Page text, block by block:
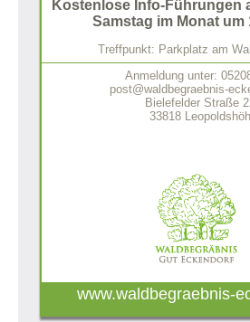
Kostenlose Info-Führungen
Samstag im Monat um
Treffpunkt: Parkplatz am
Anmeldung unter:
post@waldbegraebnis-
Bielefelder Straße
33818
www.waldbegraebnis-